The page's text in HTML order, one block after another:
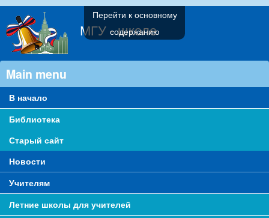
Перейти к основному
содержанию
МГУ - школе
Main menu
В начало
Библиотека
Старый сайт
Новости
Учителям
Летние школы для учителей